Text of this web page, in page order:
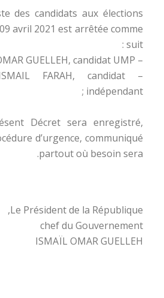
des candidats aux élections
avril 2021 est arrêtée comme
suit :
– Mr. ISMAÏL OMAR GUELLEH, candidat UMP ;
FARAH, candidat
indépendant ;
Décret sera enregistré,
d’urgence, communiqué
partout où besoin sera.
Le Président de la République,
chef du Gouvernement
ISMAÏL OMAR GUELLEH